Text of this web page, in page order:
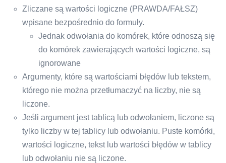
Zliczane są wartości logiczne (PRAWDA/FAŁSZ)
wpisane bezpośrednio do formuły.
Jednak odwołania do komórek, które odnoszą się
do komórek zawierających wartości logiczne, są
ignorowane
Argumenty, które są wartościami błędów lub tekstem,
którego nie można przetłumaczyć na liczby, nie są
liczone.
Jeśli argument jest tablicą lub odwołaniem, liczone są
tylko liczby w tej tablicy lub odwołaniu. Puste komórki,
wartości logiczne, tekst lub wartości błędów w tablicy
lub odwołaniu nie są liczone.